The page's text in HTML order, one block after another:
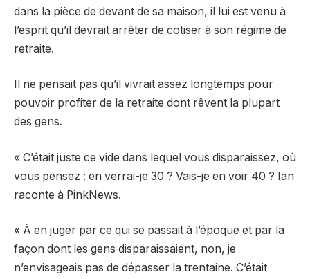
dans la pièce de devant de sa maison, il lui est venu à
l’esprit qu’il devrait arrêter de cotiser à son régime de
retraite.
Il ne pensait pas qu’il vivrait assez longtemps pour
pouvoir profiter de la retraite dont rêvent la plupart
des gens.
« C’était juste ce vide dans lequel vous disparaissez, où
vous pensez : en verrai-je 30 ? Vais-je en voir 40 ? Ian
raconte à PinkNews.
« À en juger par ce qui se passait à l’époque et par la
façon dont les gens disparaissaient, non, je
n’envisageais pas de dépasser la trentaine. C’était